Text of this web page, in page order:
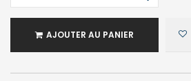
AJOUTER AU PANIER